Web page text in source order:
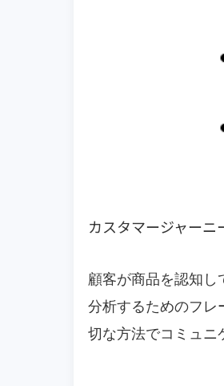
カスタマージャーニ
顧客が商品を認知し
分析するためのフレ
切な方法でコミュニ